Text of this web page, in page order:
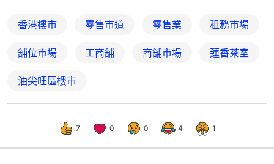
香港樓市 零售市道 零售業 租務市場
舖位市場 工商舖 商舖市場 蓮香茶室
油尖旺區樓市
7 0 0 4 1